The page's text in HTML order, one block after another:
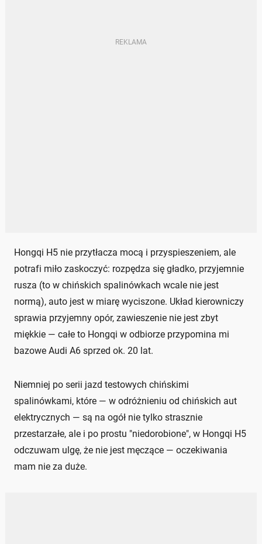
Hongqi H5 nie przytłacza mocą i przyspieszeniem, ale
potrafi miło zaskoczyć: rozpędza się gładko, przyjemnie
rusza (to w chińskich spalinówkach wcale nie jest
normą), auto jest w miarę wyciszone. Układ kierowniczy
sprawia przyjemny opór, zawieszenie nie jest zbyt
miękkie — całe to Hongqi w odbiorze przypomina mi
bazowe Audi A6 sprzed ok. 20 lat.
Niemniej po serii jazd testowych chińskimi
spalinówkami, które — w odróżnieniu od chińskich aut
elektrycznych — są na ogół nie tylko strasznie
przestarzałe, ale i po prostu "niedorobione", w Hongqi H5
odczuwam ulgę, że nie jest męczące — oczekiwania
mam nie za duże.